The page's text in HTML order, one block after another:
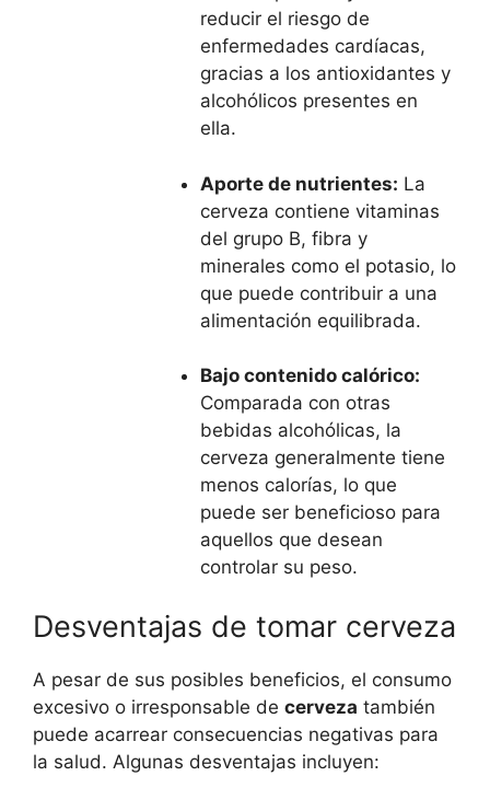
reducir el riesgo de
enfermedades cardíacas,
gracias a los antioxidantes y
alcohólicos presentes en
ella.
Aporte de nutrientes: La
cerveza contiene vitaminas
del grupo B, fibra y
minerales como el potasio, lo
que puede contribuir a una
alimentación equilibrada.
Bajo contenido calórico:
Comparada con otras
bebidas alcohólicas, la
cerveza generalmente tiene
menos calorías, lo que
puede ser beneficioso para
aquellos que desean
controlar su peso.
Desventajas de tomar cerveza
A pesar de sus posibles beneficios, el consumo
excesivo o irresponsable de cerveza también
puede acarrear consecuencias negativas para
la salud. Algunas desventajas incluyen: